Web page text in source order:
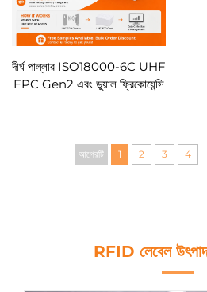
দীর্ঘ পাল্লার ISO18000-6C UHF
EPC Gen2 এবং ডুয়াল ফ্রিকোয়েন্সি
আগেরটি 1 2 3 4
RFID লেবেল